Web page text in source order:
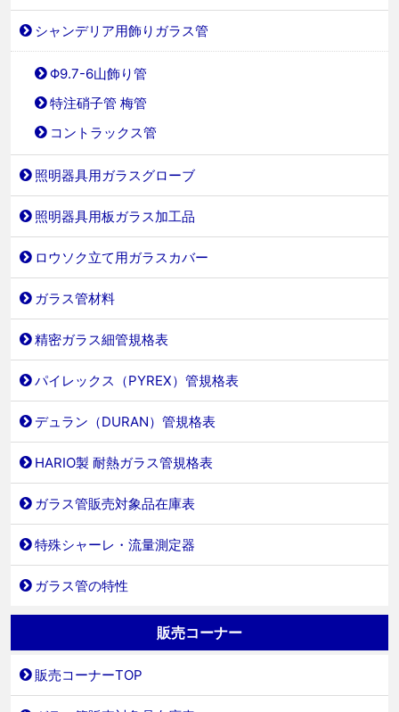
シャンデリア用飾りガラス管
Φ9.7-6山飾り管
特注硝子管 梅管
コントラックス管
照明器具用ガラスグローブ
照明器具用板ガラス加工品
ロウソク立て用ガラスカバー
ガラス管材料
精密ガラス細管規格表
パイレックス（PYREX）管規格表
デュラン（DURAN）管規格表
HARIO製 耐熱ガラス管規格表
ガラス管販売対象品在庫表
特殊シャーレ・流量測定器
ガラス管の特性
販売コーナー
販売コーナーTOP